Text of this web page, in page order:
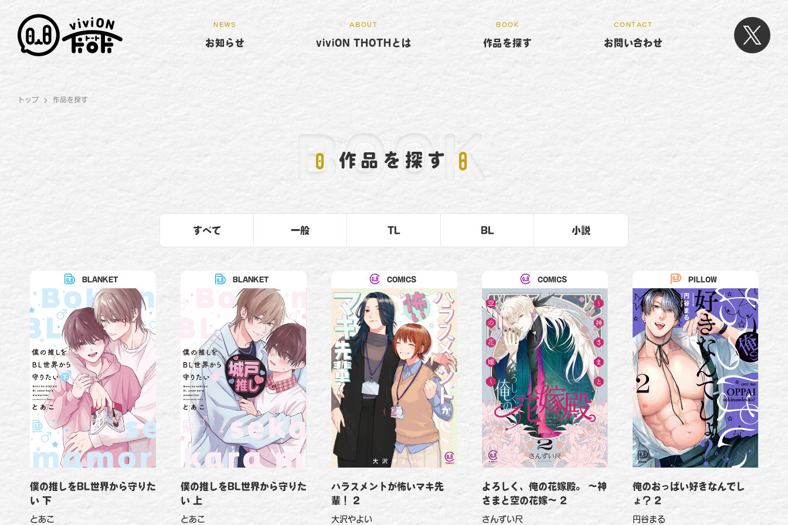
お知らせ
NEWS
viviON THOTHとは
ABOUT
作品を探す
BOOK
お問い合わせ
CONTACT
トップ 作品を探す
作品を探す
BOOK
すべて 一般 TL BL 小説
BLANKET
僕の推しをBL世界から守りた
い 下
とあこ
BLANKET
僕の推しをBL世界から守りた
い 上
とあこ
COMICS
ハラスメントが怖いマキ先
輩！ 2
大沢やよい
COMICS
よろしく、俺の花嫁殿。 〜神
さまと空の花嫁〜 2
さんずい尺
PILLOW
俺のおっぱい好きなんでし
ょ？ 2
円谷まる